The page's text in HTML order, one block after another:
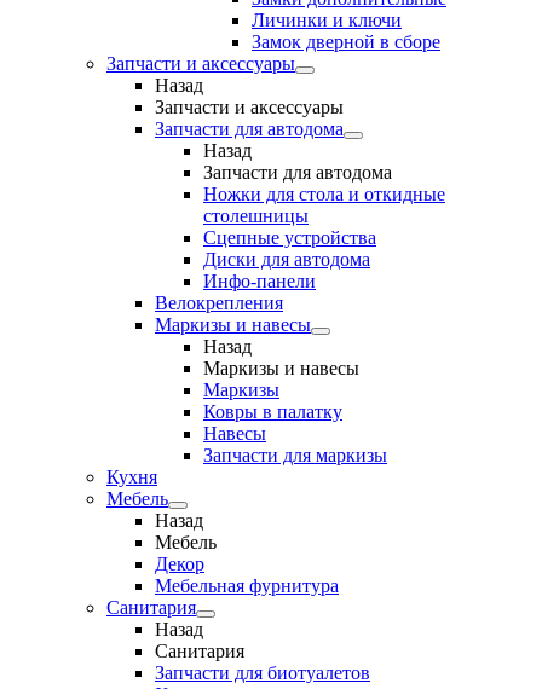
Личинки и ключи
Замок дверной в сборе
Запчасти и аксессуары
Назад
Запчасти и аксессуары
Запчасти для автодома
Назад
Запчасти для автодома
Ножки для стола и откидные
столешницы
Сцепные устройства
Диски для автодома
Инфо-панели
Велокрепления
Маркизы и навесы
Назад
Маркизы и навесы
Маркизы
Ковры в палатку
Навесы
Запчасти для маркизы
Кухня
Мебель
Назад
Мебель
Декор
Мебельная фурнитура
Санитария
Назад
Санитария
Запчасти для биотуалетов